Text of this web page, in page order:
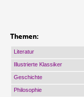
Themen:
Literatur
Illustrierte Klassiker
Geschichte
Philosophie